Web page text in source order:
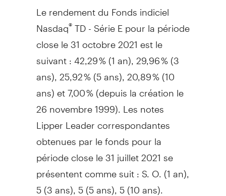
Le rendement du Fonds indiciel
Nasdaq®TD - Série E pour la période
close le 31 octobre 2021 est le
suivant : 42,29 % (1 an), 29,96 % (3
ans), 25,92 % (5 ans), 20,89 % (10
ans) et 7,00 % (depuis la création le
26 novembre 1999). Les notes
Lipper Leader correspondantes
obtenues par le fonds pour la
période close le 31 juillet 2021 se
présentent comme suit : S. O. (1 an),
5 (3 ans), 5 (5 ans), 5 (10 ans).